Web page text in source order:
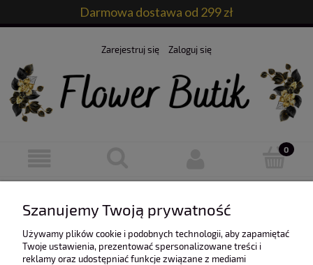
Darmowa dostawa od 299 zł
Zarejestruj się Zaloguj się
Ten produkt jest niedostępny.
Szanujemy Twoją prywatność
Używamy plików cookie i podobnych technologii, aby zapamiętać
Twoje ustawienia, prezentować spersonalizowane treści i
reklamy oraz udostępniać funkcje związane z mediami